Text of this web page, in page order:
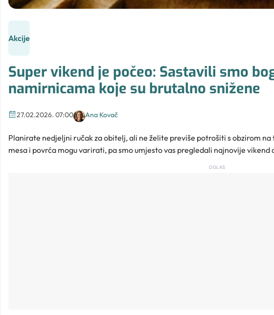
Akcije
Super vikend je počeo: Sastavili smo
namirnicama koje su brutalno snižene
27.02.2026. 07:00 Ana Kovač
Planirate nedjeljni ručak za obitelj, ali ne želite previše potrošiti s obzirom
mesa i povrća mogu varirati, pa smo umjesto vas pregledali najnovije vikend
OGLAS